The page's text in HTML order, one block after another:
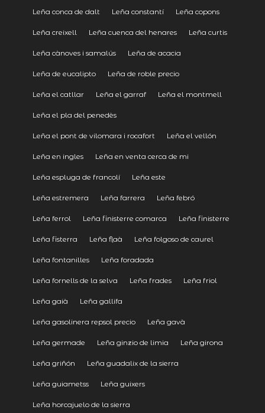
Leña conca de dalt Leña constantí Leña copons
Leña creixell Leña cuenca del henares Leña curtis
Leña cànoves i samalús Leña de acacia
Leña de eucalipto Leña de roble precio
Leña el catllar Leña el garraf Leña el montmell
Leña el pla del penedès
Leña el pont de vilomara i rocafort Leña el vellón
Leña en ingles Leña en venta cerca de mi
Leña espluga de francolí Leña este
Leña estremera Leña farrera Leña febró
Leña ferrol Leña finisterre comarca Leña finisterre
Leña fisterra Leña flaà Leña folgoso de caurel
Leña fontanilles Leña foradada
Leña fornells de la selva Leña frades Leña friol
Leña gaià Leña gallifa
Leña gasolinera repsol precio Leña gavà
Leña germade Leña ginzio de limia Leña girona
Leña griñón Leña guadalix de la sierra
Leña guiametss Leña guixers
Leña horcajuelo de la sierra